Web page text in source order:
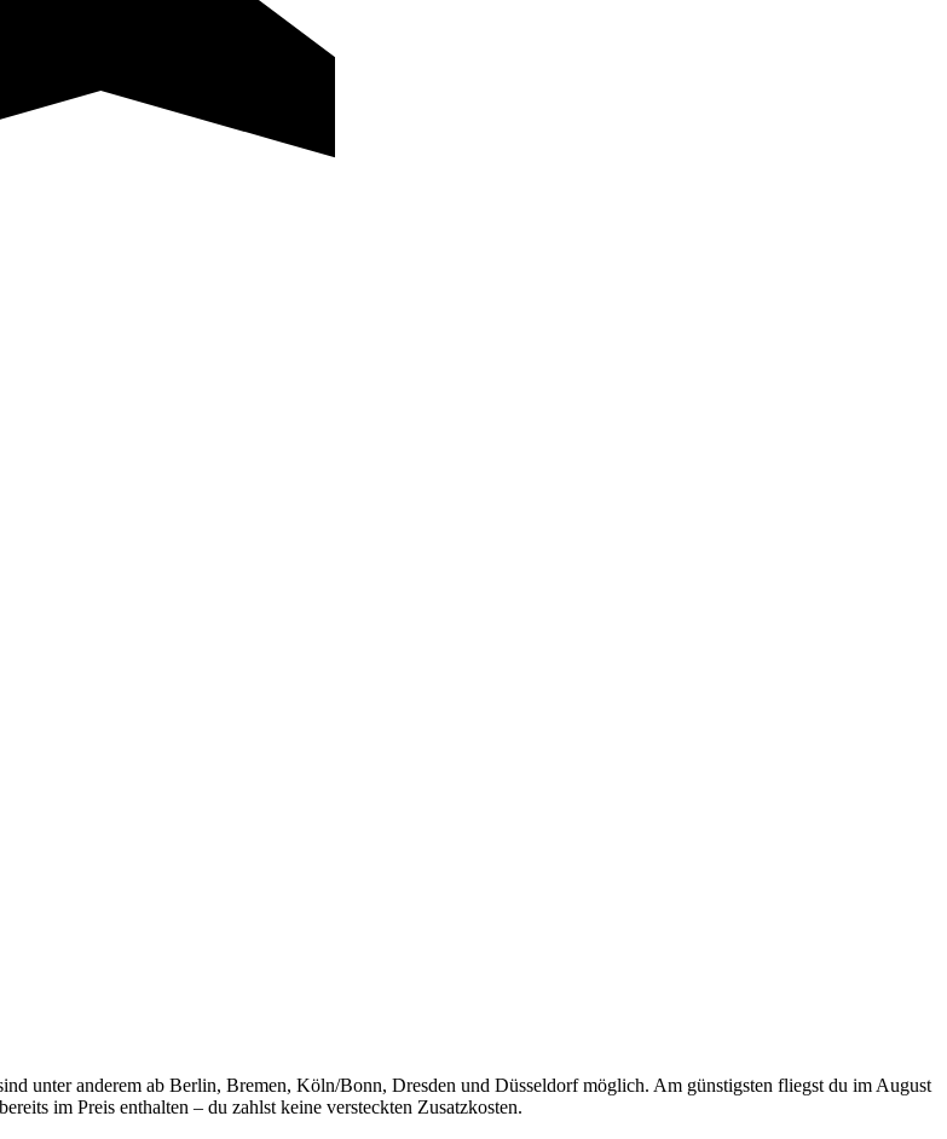
unter anderem ab Berlin, Bremen, Köln/Bonn, Dresden und Düsseldorf möglich. Am günstigsten fliegst du im August
im Preis enthalten – du zahlst keine versteckten Zusatzkosten.